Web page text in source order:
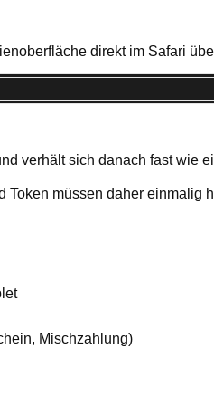
direkt im Safari
verhält sich danach fast wie
Token müssen daher
Mischzahlung)